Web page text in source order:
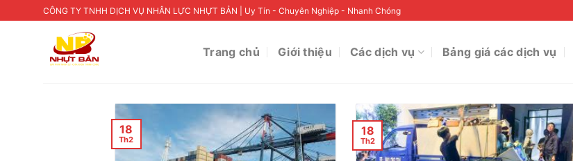
to
CÔNG TY TNHH DỊCH VỤ NHÂN LỰC NHỰT BẢN | Uy Tín - Chuyên Nghiệp - Nhanh Chóng
Trang chủ Giới thiệu Các dịch vụ Bảng giá các dịch vụ
18
Th2
18
Th2